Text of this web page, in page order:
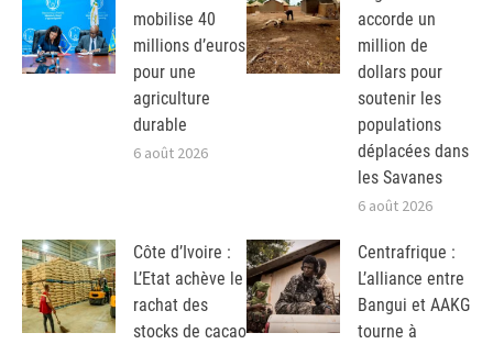
mobilise 40
millions d’euros
pour une
agriculture
durable
6 août 2026
accorde un
million de
dollars pour
soutenir les
populations
déplacées dans
les Savanes
6 août 2026
Côte d’Ivoire :
L’Etat achève le
rachat des
stocks de cacao
Centrafrique :
L’alliance entre
Bangui et AAKG
tourne à